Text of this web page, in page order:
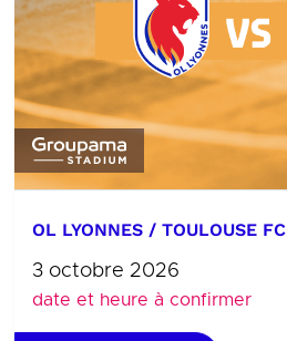
OL LYONNES / TOULOUSE FC
3 octobre 2026
date et heure à confirmer